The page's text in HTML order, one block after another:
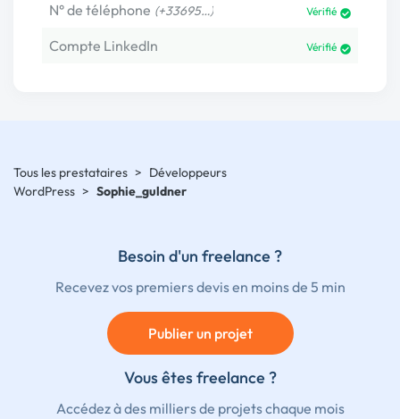
N° de téléphone (+33695…) Vérifié
Compte LinkedIn Vérifié
Tous les prestataires > Développeurs
WordPress > Sophie_guldner
Besoin d'un freelance ?
Recevez vos premiers devis en moins de 5 min
Publier un projet
Vous êtes freelance ?
Accédez à des milliers de projets chaque mois